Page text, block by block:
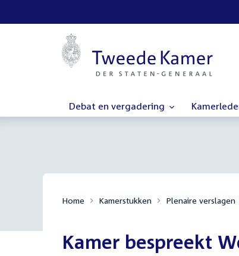
Debat en vergadering
Home Kamerstukken Plenaire verslagen
Kamer bespreekt